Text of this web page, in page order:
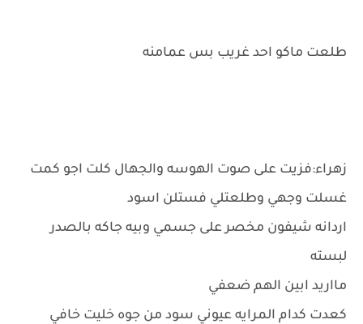
طلعت ماكو احد غريب بس عمامنه
زهراء:فزيت على صوت الهوسه والجهال كلت اجو كمت
غسلت وجهي وطلعتلي فستلن اسود
اردانه شيفون مخصر على جسمي وبيه جاكه بالصدر
لبسته
مااريد ابين الهم ضعفي
كعدت كدام المرايه عيوني سود من جوه خليت خافي